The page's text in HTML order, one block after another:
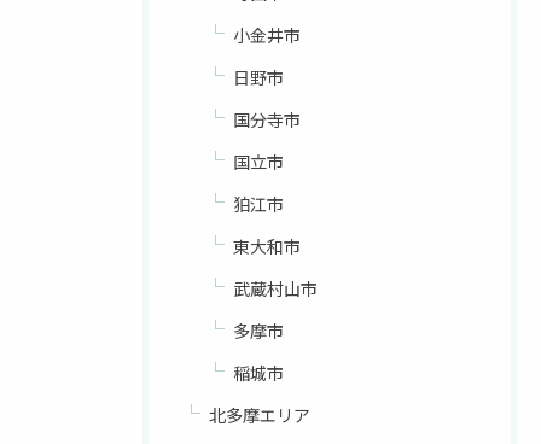
小金井市
日野市
国分寺市
国立市
狛江市
東大和市
武蔵村山市
多摩市
稲城市
北多摩エリア